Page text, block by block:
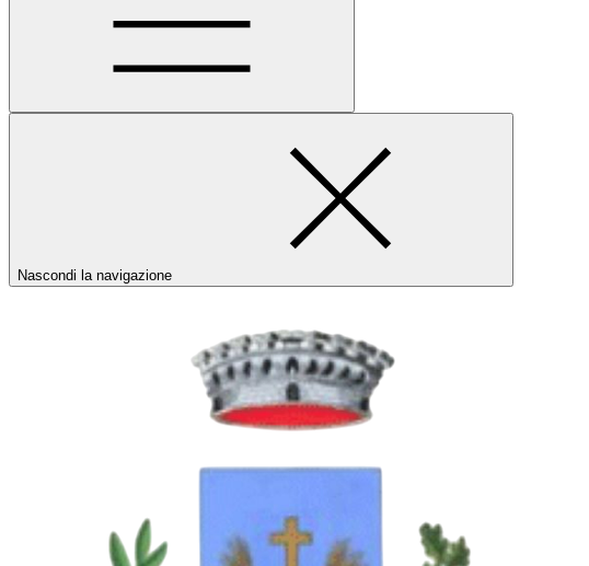
Nascondi la navigazione